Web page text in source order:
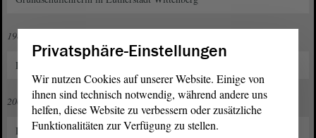
1982 bis 2002
Lehrerin in der Förderschule für Lernbehinderte in Wedderstedt
2003 bis 2011
Lehrerin in der Förderschule für Lernbehinderte in Wienrode
Privatsphäre-Einstellungen
Wir nutzen Cookies auf unserer Website. Einige von
ihnen sind technisch notwendig, während andere uns
helfen, diese Website zu verbessern oder zusätzliche
Funktionalitäten zur Verfügung zu stellen.